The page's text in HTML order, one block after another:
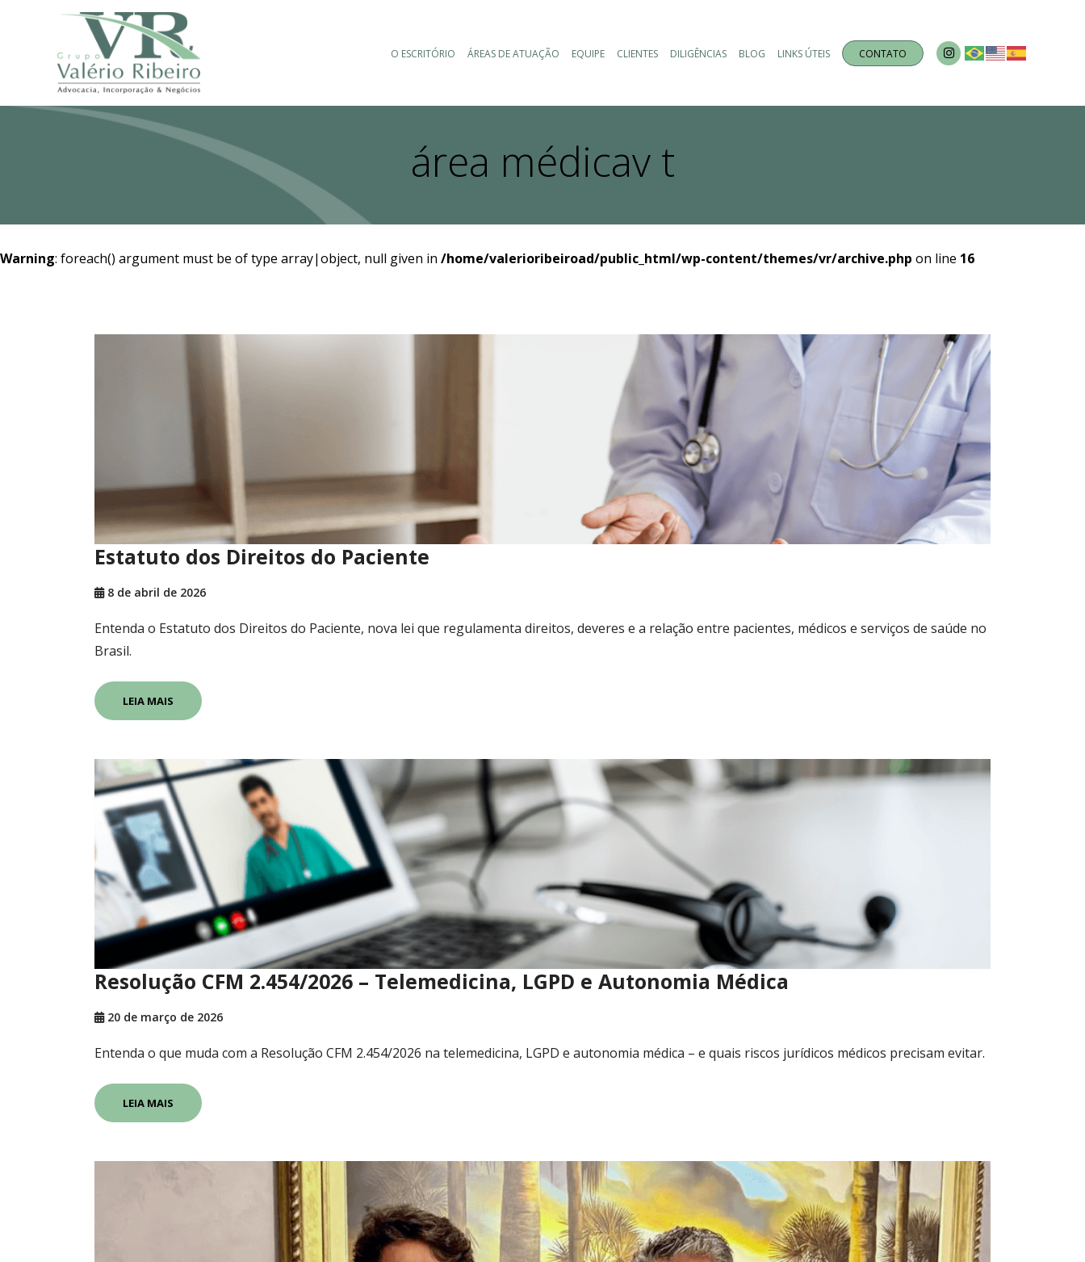
O ESCRITÓRIO ÁREAS DE ATUAÇÃO EQUIPE CLIENTES DILIGÊNCIAS BLOG LINKS ÚTEIS CONTATO
área médicav t
Warning: foreach() argument must be of type array|object, null given in /home/valerioribeiroad/public_html/wp-content/themes/vr/archive.php on line 16
Estatuto dos Direitos do Paciente
8 de abril de 2026
Entenda o Estatuto dos Direitos do Paciente, nova lei que regulamenta direitos, deveres e a relação entre pacientes, médicos e serviços de saúde no
Brasil.
LEIA MAIS
Resolução CFM 2.454/2026 – Telemedicina, LGPD e Autonomia Médica
20 de março de 2026
Entenda o que muda com a Resolução CFM 2.454/2026 na telemedicina, LGPD e autonomia médica – e quais riscos jurídicos médicos precisam evitar.
LEIA MAIS